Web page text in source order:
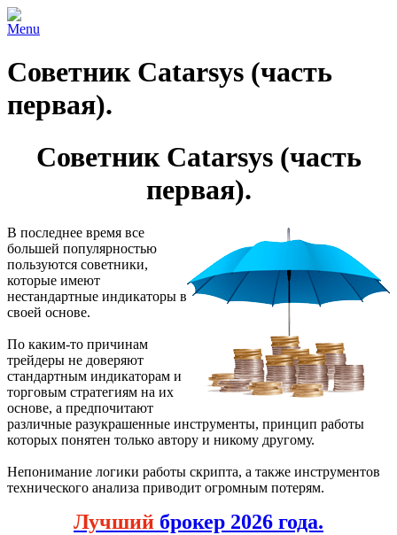
Menu
Советник Catarsys (часть
первая).
Советник Catarsys (часть
первая).
В последнее время все
большей популярностью
пользуются советники,
которые имеют
нестандартные индикаторы в
своей основе.
По каким-то причинам
трейдеры не доверяют
стандартным индикаторам и
торговым стратегиям на их
основе, а предпочитают
различные разукрашенные инструменты, принцип работы
которых понятен только автору и никому другому.
Непонимание логики работы скрипта, а также инструментов
технического анализа приводит огромным потерям.
Лучший брокер 2026 года.